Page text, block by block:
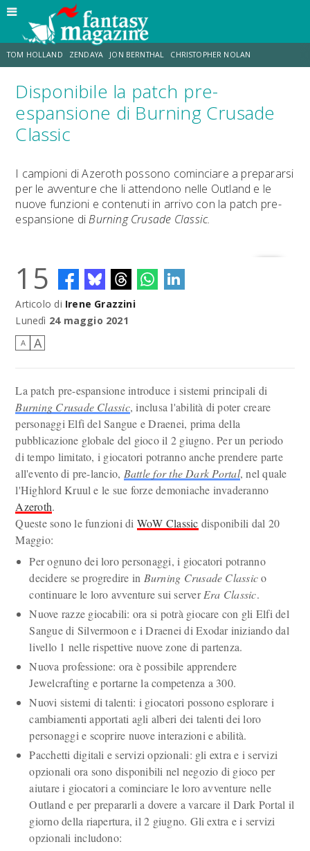
TOM HOLLAND ZENDAYA JON BERNTHAL CHRISTOPHER NOLAN
STRANIMONDI LUCCA COMICS & GAMES ODISSEA DESTIN DANIEL CRETTON
Disponibile la patch pre-
espansione di Burning Crusade
Classic
I campioni di Azeroth possono cominciare a prepararsi
per le avventure che li attendono nelle Outland e le
nuove funzioni e contenuti in arrivo con la patch pre-
espansione diBurning Crusade Classic.
15
Articolo di Irene Grazzini
Lunedì 24 maggio 2021
A A
La patch pre-espansione introduce i sistemi principali di
Burning Crusade Classic, inclusa l'abilità di poter creare
personaggi Elfi del Sangue e Draenei, prima della
pubblicazione globale del gioco il 2 giugno. Per un periodo
di tempo limitato, i giocatori potranno anche prendere parte
all'evento di pre-lancio, Battle for the Dark Portal, nel quale
l'Highlord Kruul e le sue forze demoniache invaderanno
Azeroth.
Queste sono le funzioni di WoW Classic disponibili dal 20
Maggio:
Per ognuno dei loro personaggi, i giocatori potranno
decidere se progredire in Burning Crusade Classico
continuare le loro avventure sui serverEra Classic.
Nuove razze giocabili: ora si potrà giocare con gli Elfi del
Sangue di Silvermoon e i Draenei di Exodar iniziando dal
livello 1 nelle rispettive nuove zone di partenza.
Nuova professione: ora è possibile apprendere
Jewelcrafting e portarne la competenza a 300.
Nuovi sistemi di talenti: i giocatori possono esplorare i
cambiamenti apportati agli alberi dei talenti dei loro
personaggi e scoprire nuove interazioni e abilità.
Pacchetti digitali e servizi opzionali: gli extra e i servizi
opzionali ora sono disponibili nel negozio di gioco per
aiutare i giocatori a cominciare le loro avventure nelle
Outland e per prepararli a dovere a varcare il Dark Portal il
giorno della riapertura, il 2 giugno. Gli extra e i servizi
opzionali includono: